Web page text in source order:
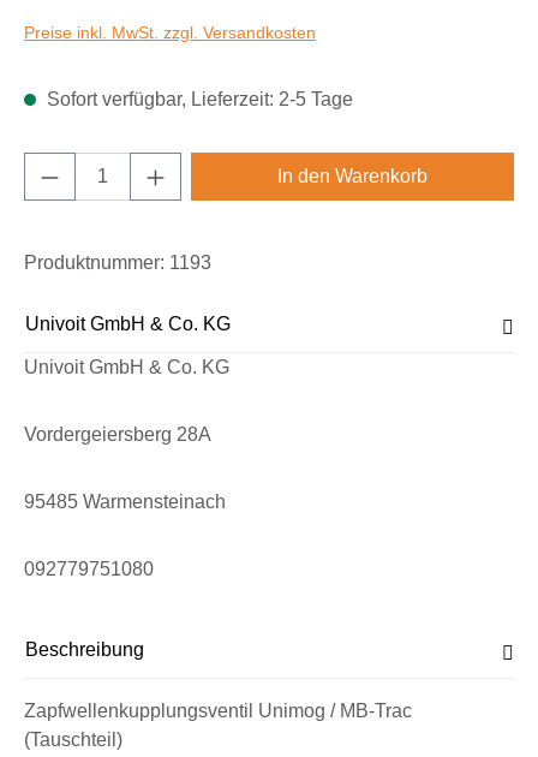
Preise inkl. MwSt. zzgl. Versandkosten
Sofort verfügbar, Lieferzeit: 2-5 Tage
Produkt Anzahl: Gib den gewünschten
In den Warenkorb
Produktnummer: 1193
Univoit GmbH & Co. KG
Univoit GmbH & Co. KG
Vordergeiersberg 28A
95485 Warmensteinach
092779751080
Beschreibung
Zapfwellenkupplungsventil Unimog / MB-Trac
(Tauschteil)